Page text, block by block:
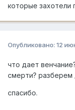
которые захотели
Опубликовано: 12
что дает
смерти? разберем
спасибо.